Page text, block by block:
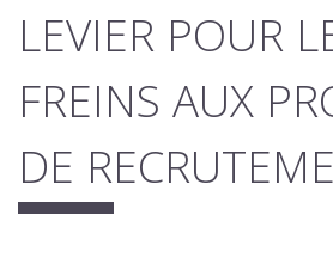
LEVIER POUR
FREINS AUX
DE